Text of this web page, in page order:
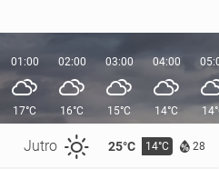
Jutro 25°C 14°C 28
01:00
17°C
02:00
16°C
03:00
15°C
04:00
14°C